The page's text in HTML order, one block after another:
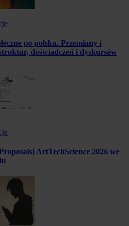
po polsku. Przemiany i
doświadczeń i dyskursów
ArtTechScience 2026 we